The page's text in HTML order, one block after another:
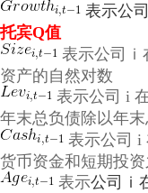
表示公
托宾Q值
表示公司ｉ
资产的自然对数
表示公司 i
年末总负债除以年
表示公司 i
货币资金和短期投
表示公司ｉ